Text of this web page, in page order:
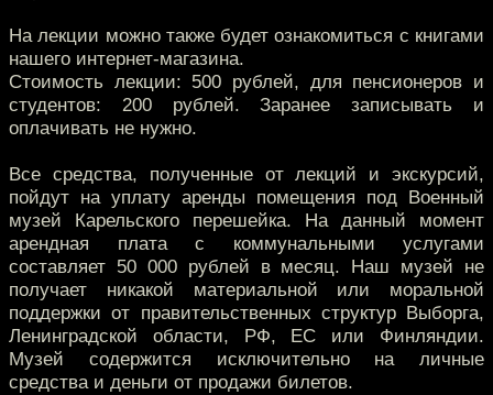
На лекции можно также будет ознакомиться с книгами
нашего интернет-магазина.
Стоимость лекции: 500 рублей, для пенсионеров и
студентов: 200 рублей. Заранее записывать и
оплачивать не нужно.
Все средства, полученные от лекций и экскурсий,
пойдут на уплату аренды помещения под Военный
музей Карельского перешейка. На данный момент
арендная плата с коммунальными услугами
составляет 50 000 рублей в месяц. Наш музей не
получает никакой материальной или моральной
поддержки от правительственных структур Выборга,
Ленинградской области, РФ, ЕС или Финляндии.
Музей содержится исключительно на личные
средства и деньги от продажи билетов.